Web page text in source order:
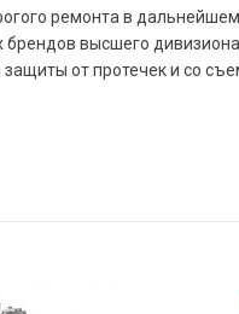
ремонта в
высшего
от протечек и со